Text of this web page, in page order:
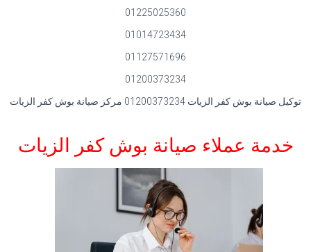
01225025360
01014723434
01127571696
01200373234
توكيل صيانة بوش كفر الزيات 01200373234 مركز صيانة بوش كفر الزيات
خدمة عملاء صيانة بوش كفر الزيات